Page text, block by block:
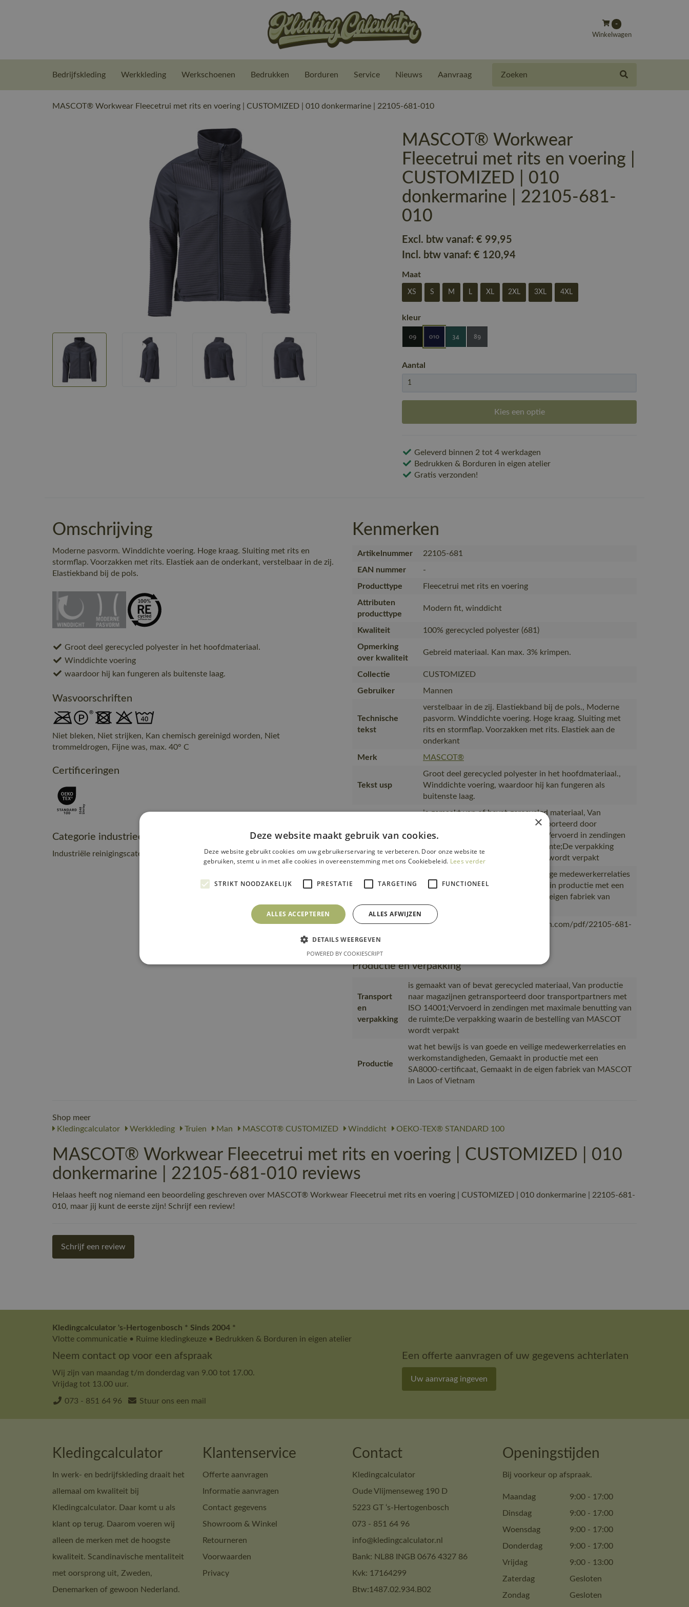
-
Winkelwagen
Bedrijfskleding Werkkleding Werkschoenen Bedrukken Borduren Service Nieuws Aanvraag
MASCOT® Workwear Fleecetrui met rits en voering | CUSTOMIZED | 010 donkermarine | 22105-681-010
MASCOT® Workwear
Fleecetrui met rits en voering |
CUSTOMIZED | 010
donkermarine | 22105-681-
010
Excl. btw vanaf:€ 99,95
Incl. btw vanaf:€ 120,94
Maat
XS S M L XL 2XL 3XL 4XL
kleur
Aantal
Kies een optie
Geleverd binnen 2 tot 4 werkdagen
Bedrukken & Borduren in eigen atelier
Gratis verzonden!
Omschrijving
Moderne pasvorm. Winddichte voering. Hoge kraag. Sluiting met rits en
stormflap. Voorzakken met rits. Elastiek aan de onderkant, verstelbaar in de zij.
Elastiekband bij de pols.
Groot deel gerecycled polyester in het hoofdmateriaal.
Winddichte voering
waardoor hij kan fungeren als buitenste laag.
Wasvoorschriften
Niet bleken, Niet strijken, Kan chemisch gereinigd worden, Niet
trommeldrogen, Fijne was, max. 40° C
Certificeringen
Categorie industrieel onderhoud
Industriële reinigingscategorie C2
Kenmerken
Artikelnummer
22105-681
EAN nummer
-
Producttype
Fleecetrui met rits en voering
Attributen
producttype
Modern fit, winddicht
Kwaliteit
100% gerecycled polyester (681)
Opmerking
over kwaliteit
Gebreid materiaal. Kan max. 3% krimpen.
Collectie
CUSTOMIZED
Gebruiker
Mannen
Technische
tekst
verstelbaar in de zij. Elastiekband bij de pols., Moderne
pasvorm. Winddichte voering. Hoge kraag. Sluiting met
rits en stormflap. Voorzakken met rits. Elastiek aan de
onderkant
Merk
MASCOT®
Tekst usp
Groot deel gerecycled polyester in het hoofdmateriaal.,
Winddichte voering, waardoor hij kan fungeren als
buitenste laag.
verpakking
is gemaakt van of bevat gerecycled materiaal, Van
productie naar magazijnen getransporteerd door
transportpartners met ISO 14001;Vervoerd in zendingen
met maximale benutting van de ruimte;De verpakking
waarin de bestelling van MASCOT wordt verpakt
Productie
wat het bewijs is van goede en veilige medewerkerrelaties
en werkomstandigheden, Gemaakt in productie met een
SA8000-certificaat, Gemaakt in de eigen fabriek van
MASCOT in Laos of Vietnam
Url product
pdf
https://mascotsitecore-1ccb8.kxcdn.com/pdf/22105-681-
Productie en verpakking
Transport
en
verpakking
is gemaakt van of bevat gerecycled materiaal, Van productie
naar magazijnen getransporteerd door transportpartners met
ISO 14001;Vervoerd in zendingen met maximale benutting van
de ruimte;De verpakking waarin de bestelling van MASCOT
wordt verpakt
Productie
wat het bewijs is van goede en veilige medewerkerrelaties en
werkomstandigheden, Gemaakt in productie met een
SA8000-certificaat, Gemaakt in de eigen fabriek van MASCOT
in Laos of Vietnam
Shop meer
Kledingcalculator
Werkkleding Truien Man MASCOT® CUSTOMIZED Winddicht OEKO-TEX® STANDARD 100
MASCOT® Workwear Fleecetrui met rits en voering | CUSTOMIZED | 010
donkermarine | 22105-681-010 reviews
Helaas heeft nog niemand een beoordeling geschreven over MASCOT® Workwear Fleecetrui met rits en voering | CUSTOMIZED | 010 donkermarine | 22105-681-
010, maar jij kunt de eerste zijn! Schrijf een review!
Schrijf een review
Kledingcalculator 's-Hertogenbosch * Sinds 2004 *
Vlotte communicatie • Ruime kledingkeuze • Bedrukken & Borduren in eigen atelier
Neem contact op voor een afspraak
Wij zijn van maandag t/m donderdag van 9.00 tot 17.00.
Vrijdag tot 13.00 uur.
073 - 851 64 96 Stuur ons een mail
Een offerte aanvragen of uw gegevens achterlaten
Uw aanvraag ingeven
Kledingcalculator
In werk- en bedrijfskleding draait het
allemaal om kwaliteit bij
Kledingcalculator. Daar komt u als
klant op terug. Daarom voeren wij
alleen de merken met de hoogste
kwaliteit. Scandinavische mentaliteit
met oorsprong uit, Zweden,
Denemarken of gewoon Nederland.
Klantenservice
Offerte aanvragen
Informatie aanvragen
Contact gegevens
Showroom & Winkel
Retourneren
Voorwaarden
Privacy
Contact
Kledingcalculator
Oude Vlijmenseweg 190 D
5223 GT ‘s-Hertogenbosch
073 - 851 64 96
info@kledingcalculator.nl
Bank: NL88 INGB 0676 4327 86
Kvk: 17164299
Btw:1487.02.934.B02
Openingstijden
Bij voorkeur op afspraak.
Maandag 9:00 - 17:00
Dinsdag
9:00 - 17:00
Woensdag
9:00 - 17:00
Donderdag
9:00 - 17:00
Vrijdag
9:00 - 13:00
Zaterdag
Gesloten
Zondag
Gesloten
×
Deze website maakt gebruik van cookies.
Deze website gebruikt cookies om uw gebruikerservaring te verbeteren. Door onze website te
gebruiken, stemt u in met alle cookies in overeenstemming met ons Cookiebeleid. Lees verder
STRIKT NOODZAKELIJK PRESTATIE TARGETING FUNCTIONEEL
ALLES ACCEPTEREN ALLES AFWIJZEN
DETAILS WEERGEVEN
POWERED BY COOKIESCRIPT